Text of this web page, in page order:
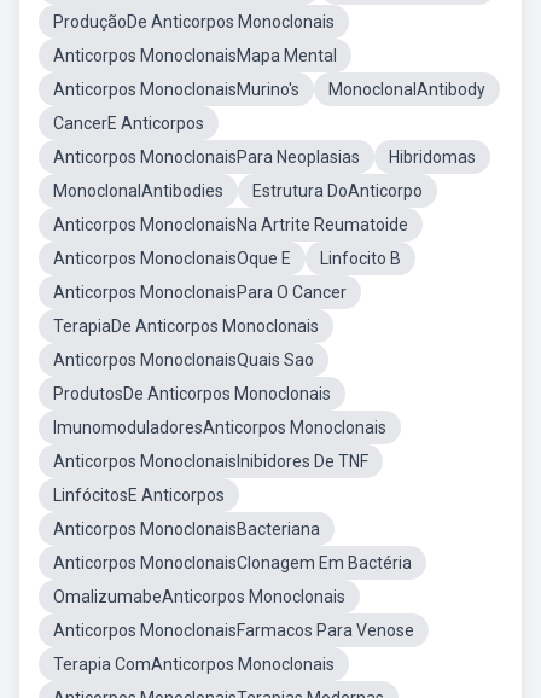
ProduçãoDe Anticorpos Monoclonais
Anticorpos MonoclonaisMapa Mental
Anticorpos MonoclonaisMurino's
MonoclonalAntibody
CancerE Anticorpos
Anticorpos MonoclonaisPara Neoplasias
Hibridomas
MonoclonalAntibodies
Estrutura DoAnticorpo
Anticorpos MonoclonaisNa Artrite Reumatoide
Anticorpos MonoclonaisOque E
Linfocito B
Anticorpos MonoclonaisPara O Cancer
TerapiaDe Anticorpos Monoclonais
Anticorpos MonoclonaisQuais Sao
ProdutosDe Anticorpos Monoclonais
ImunomoduladoresAnticorpos Monoclonais
Anticorpos MonoclonaisInibidores De TNF
LinfócitosE Anticorpos
Anticorpos MonoclonaisBacteriana
Anticorpos MonoclonaisClonagem Em Bactéria
OmalizumabeAnticorpos Monoclonais
Anticorpos MonoclonaisFarmacos Para Venose
Terapia ComAnticorpos Monoclonais